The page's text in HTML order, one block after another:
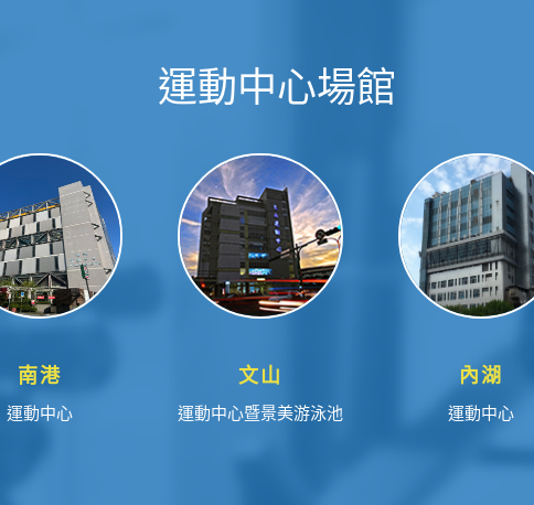
運動中心場館
南港
運動中心
文山
運動中心暨景美游泳池
內湖
運動中心